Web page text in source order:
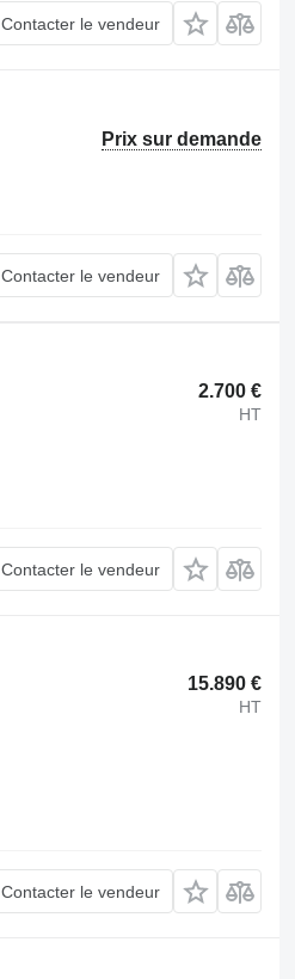
Contacter le vendeur
Prix sur demande
Contacter le vendeur
2.700 €
HT
Contacter le vendeur
15.890 €
HT
Contacter le vendeur